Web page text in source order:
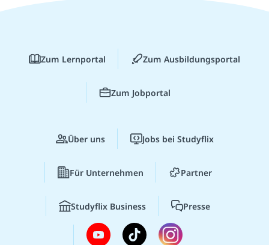
Zum Lernportal Zum Ausbildungsportal
Zum Jobportal
Über uns Jobs bei Studyflix
Für Unternehmen Partner
Studyflix Business Presse